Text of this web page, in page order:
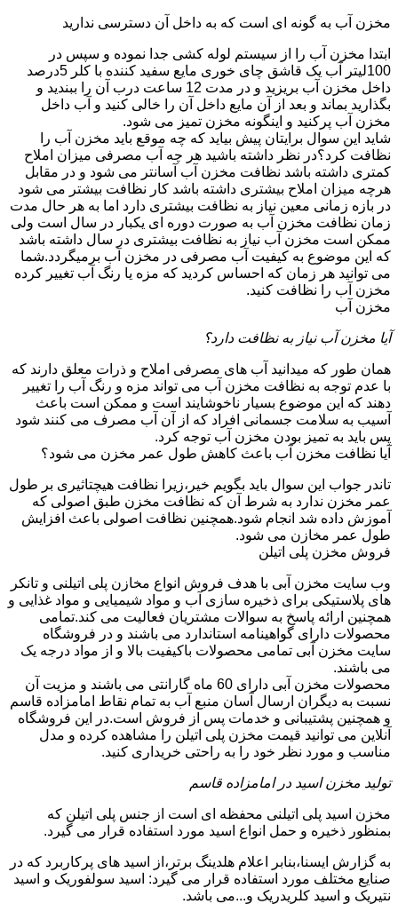
مخزن آب به گونه ای است که به داخل آن دسترسی ندارید
ابتدا مخزن آب را از سیستم لوله کشی جدا نموده و سپس در
100لیتر آب یک قاشق چای خوری مایع سفید کننده با کلر 5درصد
داخل مخزن آب بریزید و در مدت 12 ساعت درب آن را ببندید و
بگذارید بماند و بعد از آن مایع داخل آن را خالی کنید و آب داخل
مخزن آب پرکنید و اینگونه مخزن تمیز می شود.
شاید این سوال برایتان پیش بیاید که چه موقع باید مخزن آب را
نظافت کرد؟در نظر داشته باشید هر چه آب مصرفی میزان املاح
کمتری داشته باشد نظافت مخزن آب آسانتر می شود و در مقابل
هرچه میزان املاح بیشتری داشته باشد کار نظافت بیشتر می شود
در بازه زمانی معین نیاز به نظافت بیشتری دارد اما به هر حال مدت
زمان نظافت مخزن آب به صورت دوره ای یکبار در سال است ولی
ممکن است مخزن آب نیاز به نظافت بیشتری در سال داشته باشد
که این موضوع به کیفیت آب مصرفی در مخزن آب برمیگردد.شما
می توانید هر زمان که احساس کردید که مزه یا رنگ آب تغییر کرده
مخزن آب را نظافت کنید.
مخزن آب
آیا مخزن آب نیاز به نظافت دارد؟
همان طور که میدانید آب های مصرفی املاح و ذرات معلق دارند که
با عدم توجه به نظافت مخزن آب می تواند مزه و رنگ آب را تغییر
دهند که این موضوع بسیار ناخوشایند است و ممکن است باعث
آسیب به سلامت جسمانی افراد که از آن آب مصرف می کنند شود
پس باید به تمیز بودن مخزن آب توجه کرد.
آیا نظافت مخزن آب باعث کاهش طول عمر مخزن می شود؟
تاندر جواب این سوال باید بگویم خیر،زیرا نظافت هیچتاثیری بر طول
عمر مخزن ندارد به شرط آن که نظافت مخزن طبق اصولی که
آموزش داده شد انجام شود.همچنین نظافت اصولی باعث افزایش
طول عمر مخازن می شود.
فروش مخزن پلی اتیلن
وب سایت مخزن آبی با هدف فروش انواع مخازن پلی اتیلنی و تانکر
های پلاستیکی برای ذخیره سازی آب و مواد شیمیایی و مواد غذایی و
همچنین ارائه پاسخ به سوالات مشتریان فعالیت می کند.تمامی
محصولات دارای گواهینامه استاندارد می باشند و در فروشگاه
سایت مخزن آبی تمامی محصولات باکیفیت بالا و از مواد درجه یک
می باشند.
محصولات مخزن آبی دارای 60 ماه گارانتی می باشند و مزیت آن
نسبت به دیگران ارسال آسان منبع آب به تمام نقاط امامزاده قاسم
و همچنین پشتیبانی و خدمات پس از فروش است.در این فروشگاه
آنلاین می توانید قیمت مخزن پلی اتیلن را مشاهده کرده و مدل
مناسب و مورد نظر خود را به راحتی خریداری کنید.
تولید مخزن اسید در امامزاده قاسم
مخزن اسید پلی اتیلنی محفظه ای است از جنس پلی اتیلن که
بمنظور ذخیره و حمل انواع اسید مورد استفاده قرار می گیرد.
به گزارش ایسنا،بنابر اعلام هلدینگ برتر،از اسید های پرکاربرد که در
صنایع مختلف مورد استفاده قرار می گیرد: اسید سولفوریک و اسید
نتیریک و اسید کلریدریک و...می باشد.